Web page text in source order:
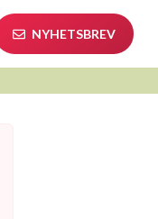
NYHETSBREV